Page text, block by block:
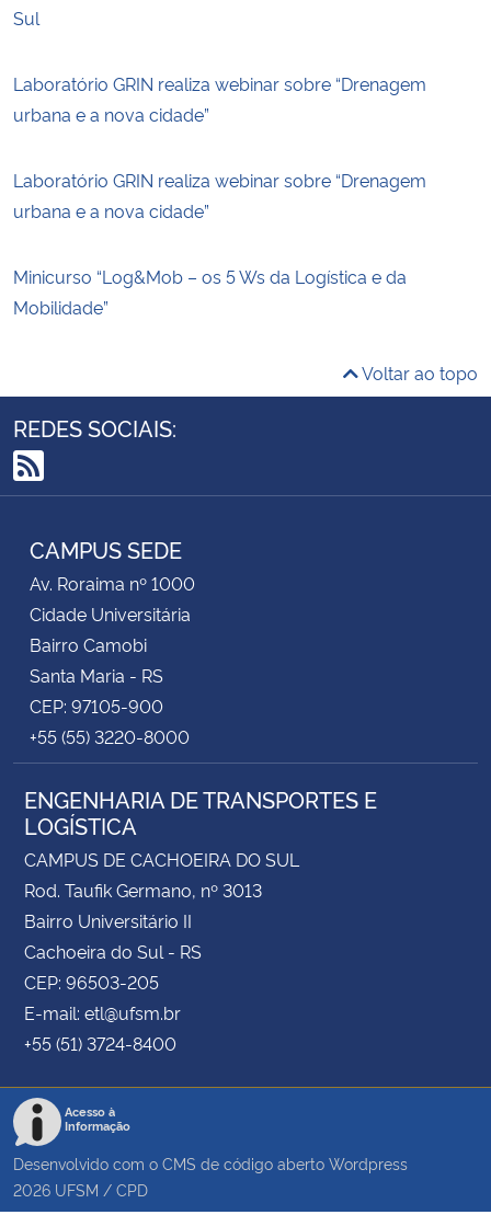
Sul
Laboratório GRIN realiza webinar sobre “Drenagem
urbana e a nova cidade”
Laboratório GRIN realiza webinar sobre “Drenagem
urbana e a nova cidade”
Minicurso “Log&Mob – os 5 Ws da Logística e da
Mobilidade”
Voltar ao topo
REDES SOCIAIS:
RSS
CAMPUS SEDE
Av. Roraima nº 1000
Cidade Universitária
Bairro Camobi
Santa Maria - RS
CEP: 97105-900
+55 (55) 3220-8000
ENGENHARIA DE TRANSPORTES E
LOGÍSTICA
CAMPUS DE CACHOEIRA DO SUL
Rod. Taufik Germano, nº 3013
Bairro Universitário II
Cachoeira do Sul - RS
CEP: 96503-205
E-mail: etl@ufsm.br
+55 (51) 3724-8400
Acesso à
Informação
Desenvolvido com o CMS de código aberto Wordpress
2026 UFSM / CPD